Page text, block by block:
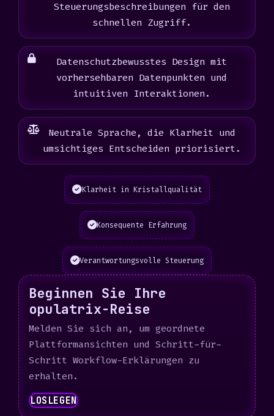
Steuerungsbeschreibungen für den
schnellen Zugriff.
Datenschutzbewusstes Design mit
vorhersehbaren Datenpunkten und
intuitiven Interaktionen.
Neutrale Sprache, die Klarheit und
umsichtiges Entscheiden priorisiert.
Klarheit in Kristallqualität
Konsequente Erfahrung
Verantwortungsvolle Steuerung
Beginnen Sie Ihre
opulatrix-Reise
Melden Sie sich an, um geordnete
Plattformansichten und Schritt-für-
Schritt Workflow-Erklärungen zu
erhalten.
LOSLEGEN